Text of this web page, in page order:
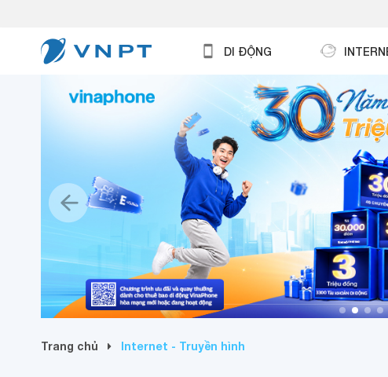
DI ĐỘNG
Trang chủ Internet - Truyền hình